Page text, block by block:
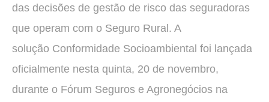
das decisões de gestão de risco das seguradoras
que operam com o Seguro Rural. A
solução Conformidade Socioambiental foi lançada
oficialmente nesta quinta, 20 de novembro,
durante o Fórum Seguros e Agronegócios na